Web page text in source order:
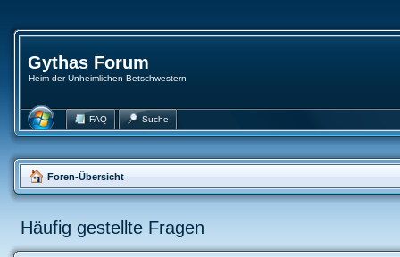
Gythas Forum
Heim der Unheimlichen Betschwestern
FAQ Suche
Foren-Übersicht
Häufig gestellte Fragen